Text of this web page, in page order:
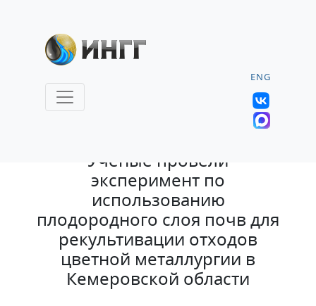
ENG
Учёные провели
эксперимент по
использованию
плодородного слоя почв для
рекультивации отходов
цветной металлургии в
Кемеровской области